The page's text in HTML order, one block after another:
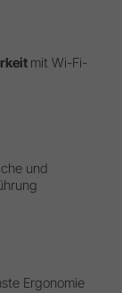
mit Wi-Fi-
und
Ergonomie